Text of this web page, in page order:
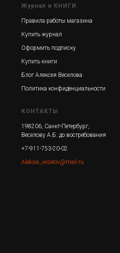
Журнал и КНИГИ
Правила работы магазина
Купить журнал
Оформить подписку
Купить книги
Блог Алексея Веселова
Политика конфиденциальности
КОНТАКТЫ
198206, Санкт-Петербург,
Веселову А.Б. до востребования
+7-911-753-20-02
Aleksei_veselov@mail.ru